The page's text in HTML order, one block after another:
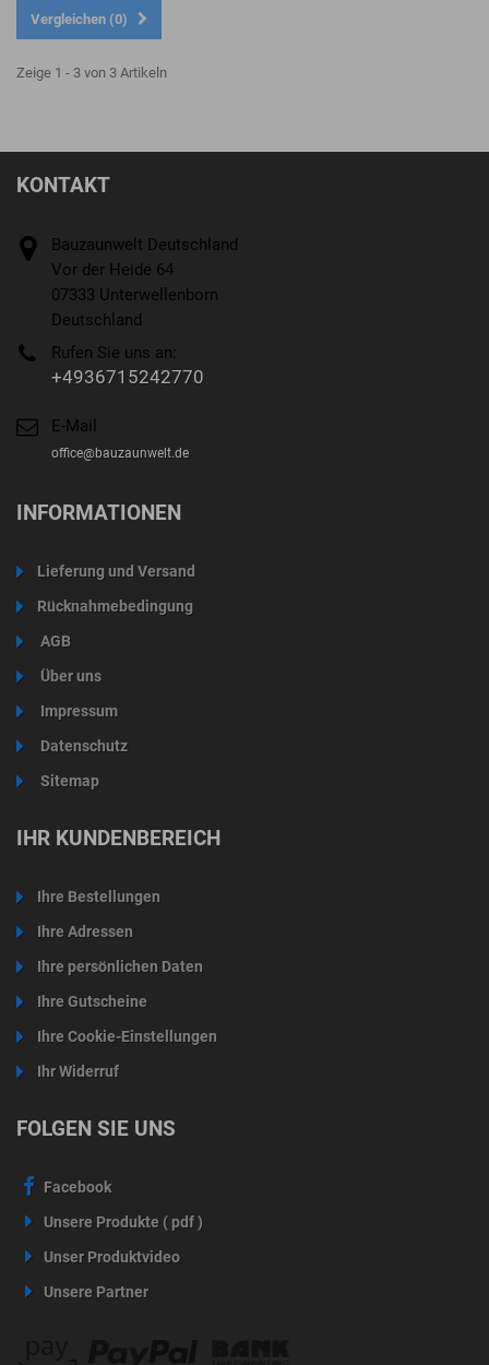
Vergleichen (0)
Zeige 1 - 3 von 3 Artikeln
KONTAKT
Bauzaunwelt Deutschland
Vor der Heide 64
07333 Unterwellenborn
Deutschland
Rufen Sie uns an:
+4936715242770
E-Mail
office@bauzaunwelt.de
INFORMATIONEN
Lieferung und Versand
Rücknahmebedingung
AGB
Über uns
Impressum
Datenschutz
Sitemap
IHR KUNDENBEREICH
Ihre Bestellungen
Ihre Adressen
Ihre persönlichen Daten
Ihre Gutscheine
Ihre Cookie-Einstellungen
Ihr Widerruf
FOLGEN SIE UNS
Facebook
Unsere Produkte ( pdf )
Unser Produktvideo
Unsere Partner